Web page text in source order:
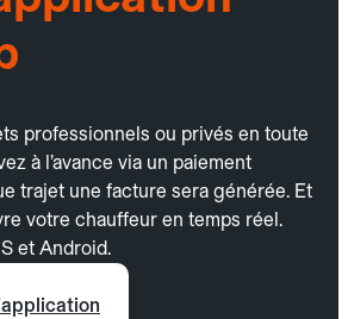
professionnels ou privés en toute
à l’avance via un paiement
trajet une facture sera générée. Et
votre chauffeur en temps réel.
et Android.